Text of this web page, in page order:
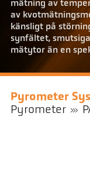
mätning av
av
känsligt på
synfältet,
mätytor än en
Pyrometer
Pyrometer